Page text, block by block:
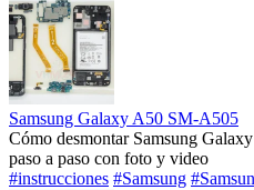
Samsung Galaxy A50 SM-A505
Cómo desmontar Samsung
paso a paso con foto y video
#instrucciones #Samsung